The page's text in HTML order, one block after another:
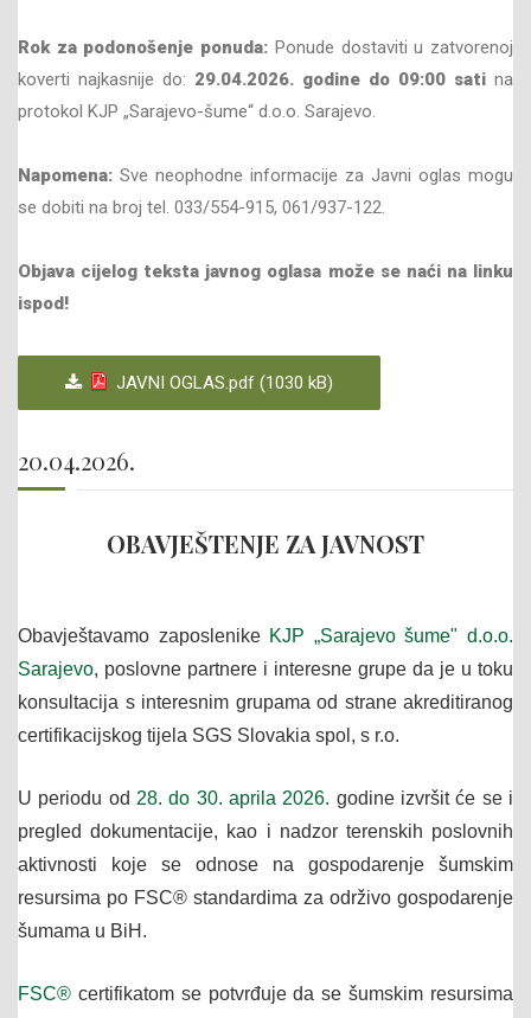
Rok za podonošenje ponuda: Ponude dostaviti u zatvorenoj
koverti najkasnije do: 29.04.2026. godine do 09:00 sati na
protokol KJP „Sarajevo-šume“ d.o.o. Sarajevo.
Napomena: Sve neophodne informacije za Javni oglas mogu
se dobiti na broj tel. 033/554-915, 061/937-122.
Objava cijelog teksta javnog oglasa može se naći na linku
ispod!
JAVNI OGLAS.pdf (1030 kB)
20.04.2026.
OBAVJEŠTENJE ZA JAVNOST
Obavještavamo zaposlenikeKJP „Sarajevo šume" d.o.o.
Sarajevo, poslovne partnere i interesne grupe da je u toku
konsultacija s interesnim grupama od strane akreditiranog
certifikacijskog tijela SGS Slovakia spol, s r.o.
U periodu od 28. do 30. aprila 2026. godine izvršit će se i
pregled dokumentacije, kao i nadzor terenskih poslovnih
aktivnosti koje se odnose na gospodarenje šumskim
resursima po FSC® standardima za održivo gospodarenje
šumama u BiH.
FSC® certifikatom se potvrđuje da se šumskim resursima